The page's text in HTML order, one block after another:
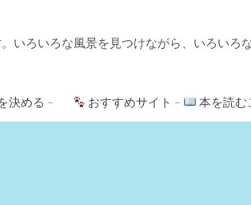
いろいろな風景を見つけながら、いろいろ
決める – おすすめサイト – 本を読む